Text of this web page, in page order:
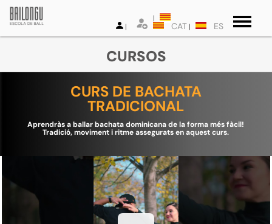
CAT ES
CURSOS
CURS DE BACHATA
TRADICIONAL
Aprendràs a ballar bachata dominicana de la forma més fàcil!
Tradició, moviment i ritme assegurats en aquest curs.